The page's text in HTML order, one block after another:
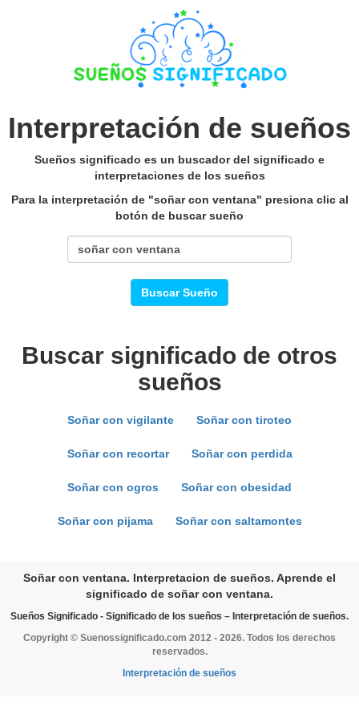
Interpretación de sueños
Sueños significado es un buscador del significado e
interpretaciones de los sueños
Para la interpretación de "soñar con ventana" presiona clic al
botón de buscar sueño
Buscar Sueño
Buscar significado de otros
sueños
Soñar con vigilante Soñar con tiroteo
Soñar con recortar Soñar con perdida
Soñar con ogros Soñar con obesidad
Soñar con pijama Soñar con saltamontes
Soñar con ventana. Interpretacion de sueños. Aprende el
significado de soñar con ventana.
Sueños Significado - Significado de los sueños – Interpretación de sueños.
Copyright © Suenossignificado.com 2012 - 2026. Todos los derechos
reservados.
Interpretación de sueños